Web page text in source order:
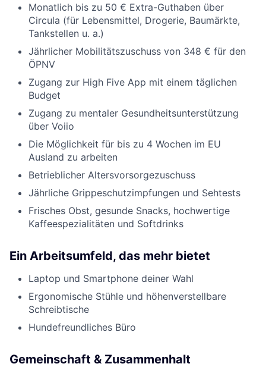
Monatlich bis zu 50 € Extra-Guthaben über
Circula (für Lebensmittel, Drogerie, Baumärkte,
Tankstellen u. a.)
Jährlicher Mobilitätszuschuss von 348 € für den
ÖPNV
Zugang zur High Five App mit einem täglichen
Budget
Zugang zu mentaler Gesundheitsunterstützung
über Voiio
Die Möglichkeit für bis zu 4 Wochen im EU
Ausland zu arbeiten
Betrieblicher Altersvorsorgezuschuss
Jährliche Grippeschutzimpfungen und Sehtests
Frisches Obst, gesunde Snacks, hochwertige
Kaffeespezialitäten und Softdrinks
Ein Arbeitsumfeld, das mehr bietet
Laptop und Smartphone deiner Wahl
Ergonomische Stühle und höhenverstellbare
Schreibtische
Hundefreundliches Büro
Gemeinschaft & Zusammenhalt